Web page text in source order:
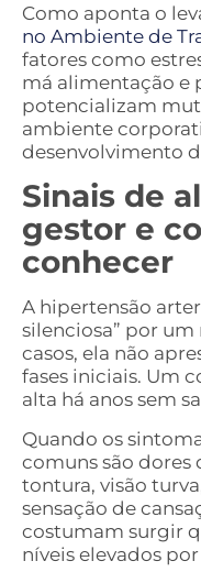
Como aponta o
no Ambiente de
fatores como
má alimentação e
potencializam
ambiente
desenvolvimento
Sinais de
gestor e
conhecer
A hipertensão
silenciosa” por
casos, ela não
fases iniciais. Um
alta há anos sem
Quando os
comuns são dores
tontura, visão
sensação de
costumam surgir
níveis elevados